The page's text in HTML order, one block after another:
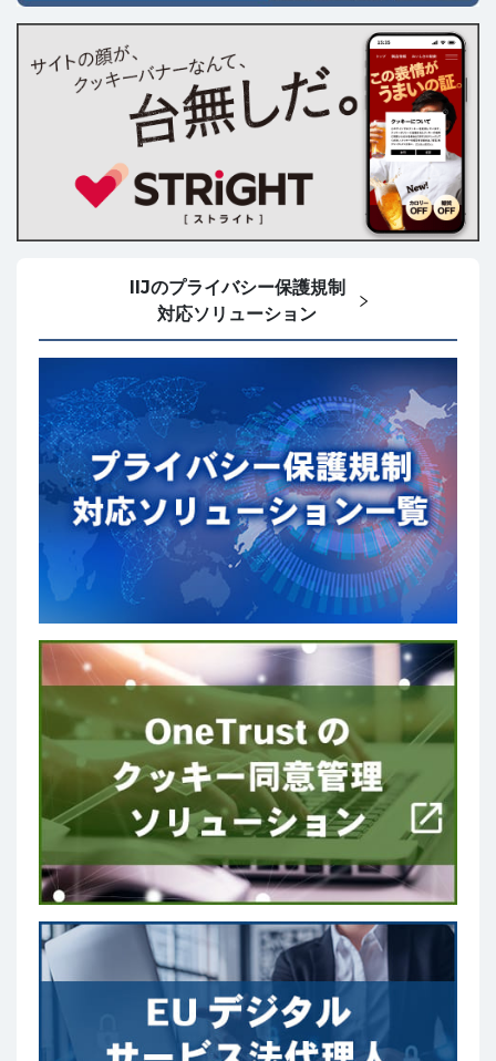
IIJのプライバシー保護規制
対応ソリューション